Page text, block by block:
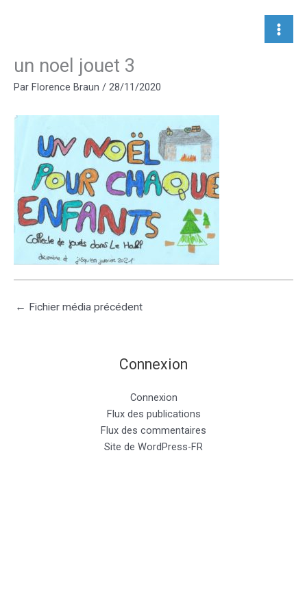
un noel jouet 3
Par Florence Braun / 28/11/2020
← Fichier média précédent
Connexion
Connexion
Flux des publications
Flux des commentaires
Site de WordPress-FR